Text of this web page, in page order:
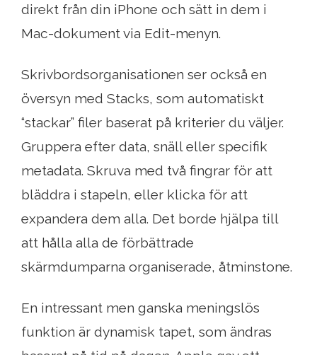
direkt från din iPhone och sätt in dem i
Mac-dokument via Edit-menyn.
Skrivbordsorganisationen ser också en
översyn med Stacks, som automatiskt
“stackar” filer baserat på kriterier du väljer.
Gruppera efter data, snäll eller specifik
metadata. Skruva med två fingrar för att
bläddra i stapeln, eller klicka för att
expandera dem alla. Det borde hjälpa till
att hålla alla de förbättrade
skärmdumparna organiserade, åtminstone.
En intressant men ganska meningslös
funktion är dynamisk tapet, som ändras